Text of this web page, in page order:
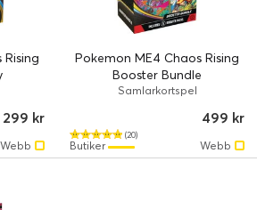
299 kr
Webb
Pokemon ME4 Chaos Rising
Booster Bundle
Samlarkortspel
(20)
499 kr
Webb
Butiker